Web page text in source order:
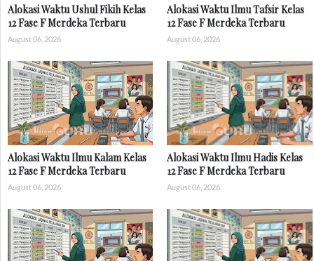
Alokasi Waktu Ushul Fikih Kelas
12 Fase F Merdeka Terbaru
August 06, 2026
Alokasi Waktu Ilmu Tafsir Kelas
12 Fase F Merdeka Terbaru
August 06, 2026
Alokasi Waktu Ilmu Kalam Kelas
12 Fase F Merdeka Terbaru
August 06, 2026
Alokasi Waktu Ilmu Hadis Kelas
12 Fase F Merdeka Terbaru
August 06, 2026